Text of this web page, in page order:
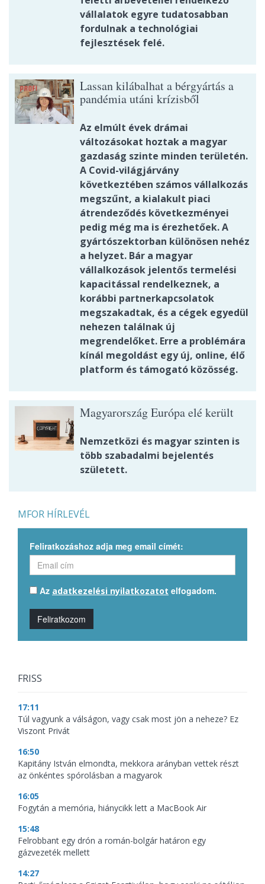
vállalatok egyre tudatosabban
fordulnak a technológiai
fejlesztések felé.
Lassan kilábalhat a bérgyártás a
pandémia utáni krízisből
Az elmúlt évek drámai
változásokat hoztak a magyar
gazdaság szinte minden területén.
A Covid-világjárvány
következtében számos vállalkozás
megszűnt, a kialakult piaci
átrendeződés következményei
pedig még ma is érezhetőek. A
gyártószektorban különösen nehéz
a helyzet. Bár a magyar
vállalkozások jelentős termelési
kapacitással rendelkeznek, a
korábbi partnerkapcsolatok
megszakadtak, és a cégek egyedül
nehezen találnak új
megrendelőket. Erre a problémára
kínál megoldást egy új, online, élő
platform és támogató közösség.
Magyarország Európa elé került
Nemzetközi és magyar szinten is
több szabadalmi bejelentés
született.
MFOR HÍRLEVÉL
Feliratkozáshoz adja meg email címét:
Az adatkezelési nyilatkozatot elfogadom.
Feliratkozom
FRISS
17:11
Túl vagyunk a válságon, vagy csak most jön a neheze? Ez
Viszont Privát
16:50
Kapitány István elmondta, mekkora arányban vettek részt
az önkéntes spórolásban a magyarok
16:05
Fogytán a memória, hiánycikk lett a MacBook Air
15:48
Felrobbant egy drón a román-bolgár határon egy
gázvezeték mellett
14:27